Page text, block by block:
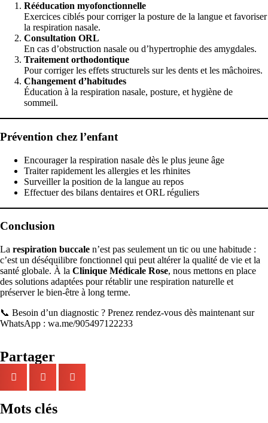
Rééducation myofonctionnelle
Exercices ciblés pour corriger la posture de la langue et favoriser
la respiration nasale.
Consultation ORL
En cas d’obstruction nasale ou d’hypertrophie des amygdales.
Traitement orthodontique
Pour corriger les effets structurels sur les dents et les mâchoires.
Changement d’habitudes
Éducation à la respiration nasale, posture, et hygiène de
sommeil.
Prévention chez l’enfant
Encourager la respiration nasale dès le plus jeune âge
Traiter rapidement les allergies et les rhinites
Surveiller la position de la langue au repos
Effectuer des bilans dentaires et ORL réguliers
Conclusion
La respiration buccale n’est pas seulement un tic ou une habitude :
c’est un déséquilibre fonctionnel qui peut altérer la qualité de vie et la
santé globale. À la Clinique Médicale Rose, nous mettons en place
des solutions adaptées pour rétablir une respiration naturelle et
préserver le bien-être à long terme.
📞 Besoin d’un diagnostic ? Prenez rendez-vous dès maintenant sur
WhatsApp : wa.me/905497122233
Partager
Mots clés